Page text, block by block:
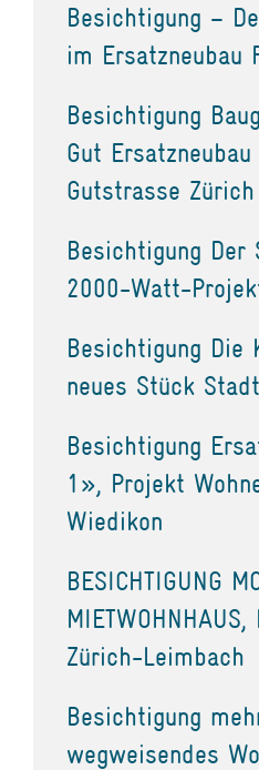
Besichtigung –
im Ersatzneubau
Besichtigung
Gut
Gutstrasse
Besichtigung Der
2000-Watt-
Besichtigung Die
neues Stück Stadt
Besichtigung
1», Projekt
Wiedikon
BESICHTIGUNG
Zürich-Leimbach
Besichtigung
wegweisendes